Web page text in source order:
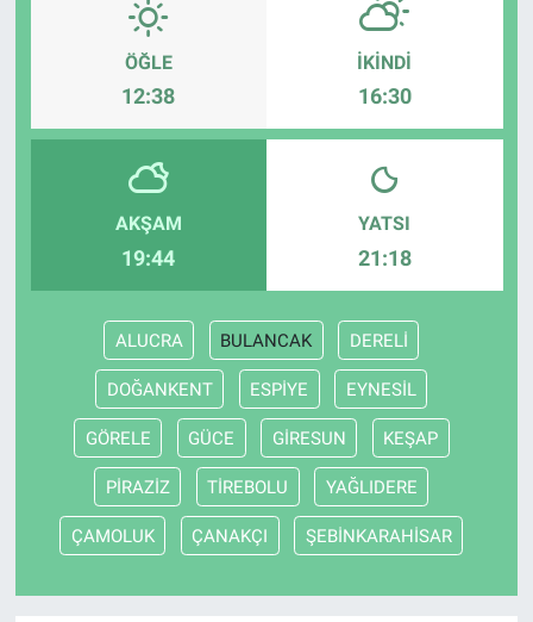
ÖĞLE
12:38
İKINDI
16:30
AKŞAM
19:44
YATSI
21:18
ALUCRA BULANCAK DERELİ
DOĞANKENT ESPİYE EYNESİL
GÖRELE GÜCE GİRESUN KEŞAP
PİRAZİZ TİREBOLU YAĞLIDERE
ÇAMOLUK ÇANAKÇI ŞEBİNKARAHİSAR